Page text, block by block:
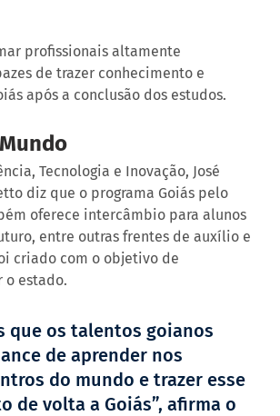
profissionais altamente
de trazer conhecimento e
após a conclusão dos estudos.
Tecnologia e Inovação, José
diz que o programa Goiás pelo
oferece intercâmbio para alunos
entre outras frentes de auxílio e
criado com o objetivo de
o estado.
que os talentos goianos
de aprender nos
do mundo e trazer esse
de volta a Goiás”, afirma o